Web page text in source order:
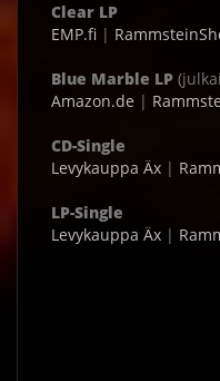
Clear LP
EMP.fi |
Blue Marble LP
Amazon.de |
CD-Single
Levykauppa Äx |
LP-Single
Levykauppa Äx |